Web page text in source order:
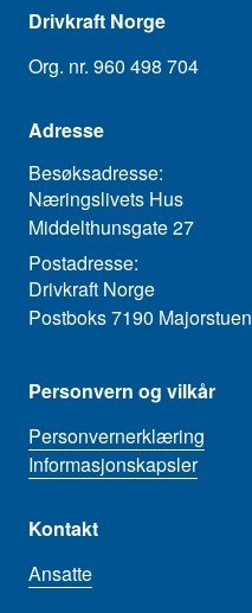
Drivkraft Norge
Org. nr. 960 498 704
Adresse
Besøksadresse:
Næringslivets Hus
Middelthunsgate 27
Postadresse:
Drivkraft Norge
Postboks 7190 Majorstuen
Personvern og vilkår
Personvernerklæring
Informasjonskapsler
Kontakt
Ansatte